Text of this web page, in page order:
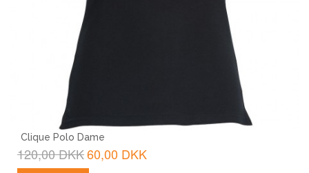
Clique Polo Dame
120,00 DKK60,00 DKK